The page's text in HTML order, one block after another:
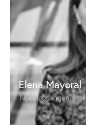
Elena Mayoral
Nuestros ingenieros